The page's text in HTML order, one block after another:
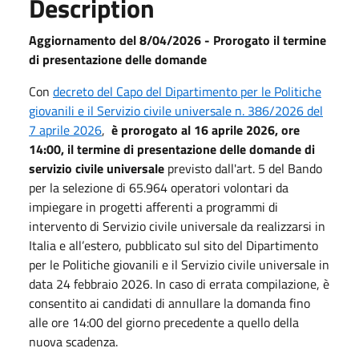
Description
Aggiornamento del 8/04/2026 - Prorogato il termine
di presentazione delle domande
Con decreto del Capo del Dipartimento per le Politiche
giovanili e il Servizio civile universale n. 386/2026 del
7 aprile 2026, è prorogato al 16 aprile 2026, ore
14:00, il termine di presentazione delle domande di
servizio civile universale previsto dall'art. 5 del Bando
per la selezione di 65.964 operatori volontari da
impiegare in progetti afferenti a programmi di
intervento di Servizio civile universale da realizzarsi in
Italia e all’estero, pubblicato sul sito del Dipartimento
per le Politiche giovanili e il Servizio civile universale in
data 24 febbraio 2026. In caso di errata compilazione, è
consentito ai candidati di annullare la domanda fino
alle ore 14:00 del giorno precedente a quello della
nuova scadenza.